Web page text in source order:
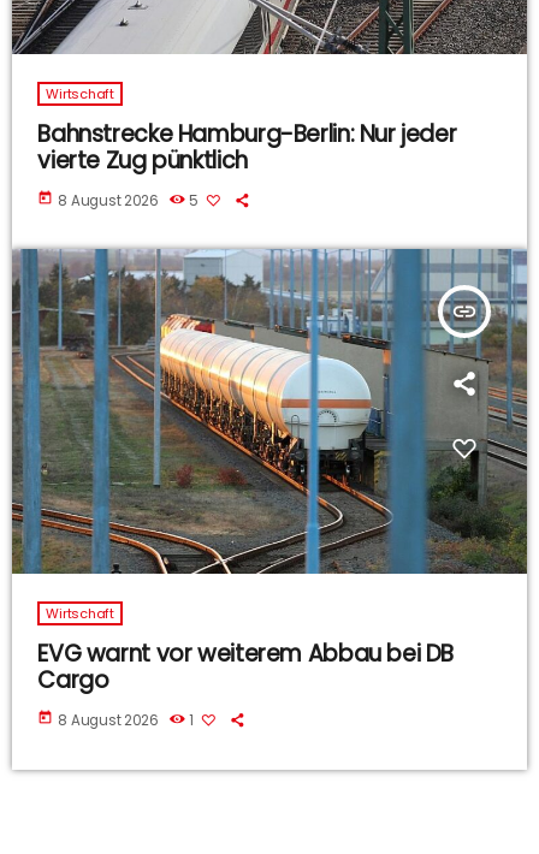
Wirtschaft
Bahnstrecke Hamburg-Berlin: Nur jeder
vierte Zug pünktlich
today 8 August 2026 5
insert_link
Wirtschaft
EVG warnt vor weiterem Abbau bei DB
Cargo
today 8 August 2026 1